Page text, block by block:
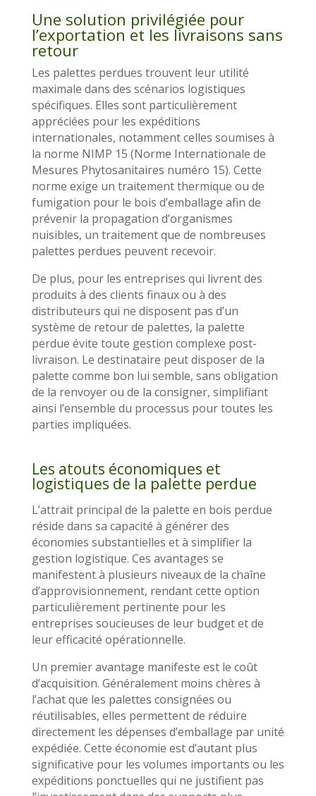
Une solution privilégiée pour
l’exportation et les livraisons sans
retour
Les palettes perdues trouvent leur utilité
maximale dans des scénarios logistiques
spécifiques. Elles sont particulièrement
appréciées pour les expéditions
internationales, notamment celles soumises à
la norme NIMP 15 (Norme Internationale de
Mesures Phytosanitaires numéro 15). Cette
norme exige un traitement thermique ou de
fumigation pour le bois d’emballage afin de
prévenir la propagation d’organismes
nuisibles, un traitement que de nombreuses
palettes perdues peuvent recevoir.
De plus, pour les entreprises qui livrent des
produits à des clients finaux ou à des
distributeurs qui ne disposent pas d’un
système de retour de palettes, la palette
perdue évite toute gestion complexe post-
livraison. Le destinataire peut disposer de la
palette comme bon lui semble, sans obligation
de la renvoyer ou de la consigner, simplifiant
ainsi l’ensemble du processus pour toutes les
parties impliquées.
Les atouts économiques et
logistiques de la palette perdue
L’attrait principal de la palette en bois perdue
réside dans sa capacité à générer des
économies substantielles et à simplifier la
gestion logistique. Ces avantages se
manifestent à plusieurs niveaux de la chaîne
d’approvisionnement, rendant cette option
particulièrement pertinente pour les
entreprises soucieuses de leur budget et de
leur efficacité opérationnelle.
Un premier avantage manifeste est le coût
d’acquisition. Généralement moins chères à
l’achat que les palettes consignées ou
réutilisables, elles permettent de réduire
directement les dépenses d’emballage par unité
expédiée. Cette économie est d’autant plus
significative pour les volumes importants ou les
expéditions ponctuelles qui ne justifient pas